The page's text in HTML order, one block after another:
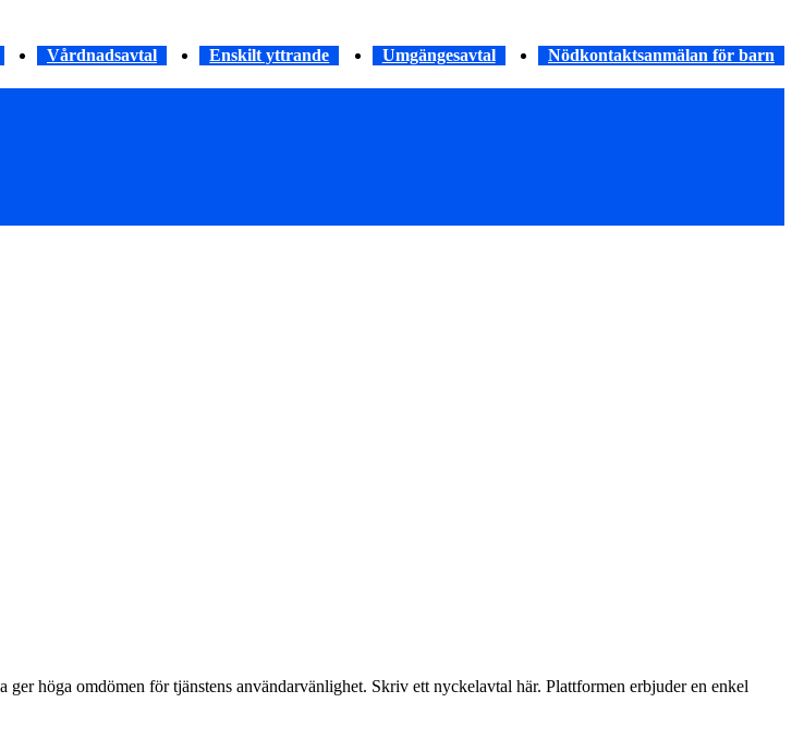
Vårdnadsavtal Enskilt yttrande Umgängesavtal Nödkontaktsanmälan för barn
höga omdömen för tjänstens användarvänlighet. Skriv ett nyckelavtal här. Plattformen erbjuder en enkel